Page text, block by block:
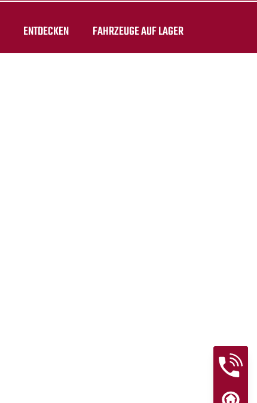
ENTDECKEN FAHRZEUGE AUF LAGER